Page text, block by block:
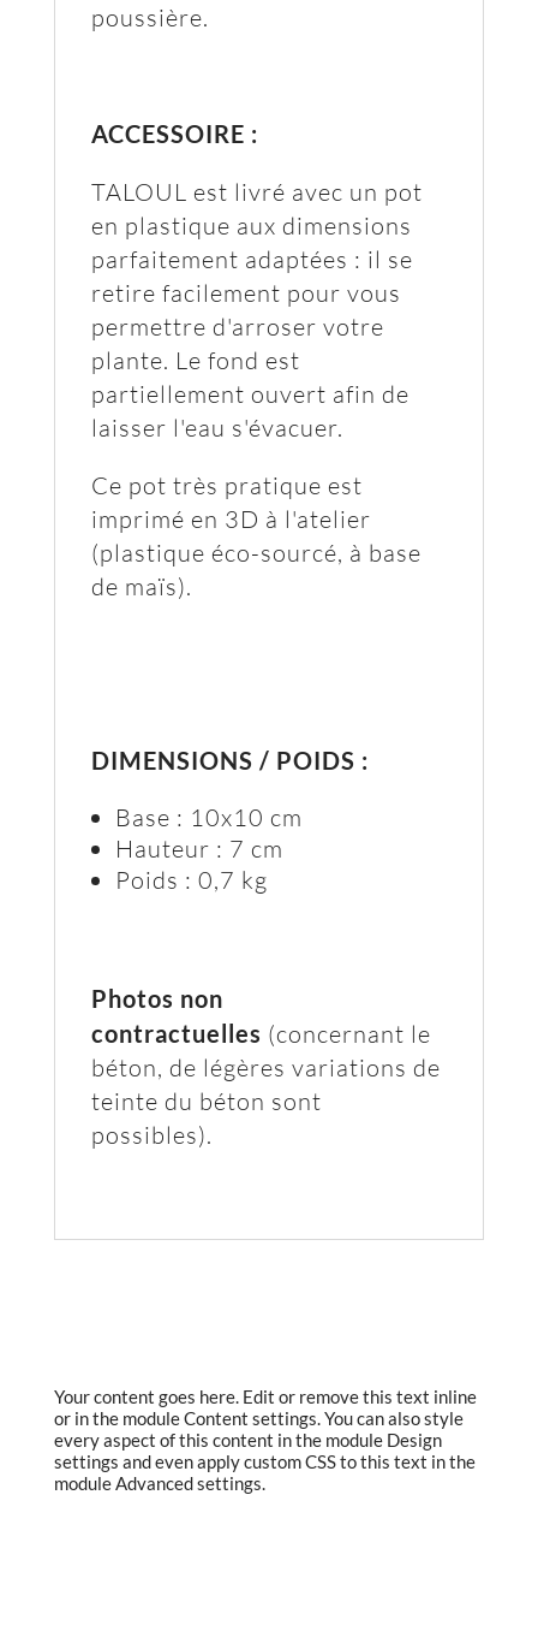
poussière.
ACCESSOIRE :
TALOUL est livré avec un pot
en plastique aux dimensions
parfaitement adaptées : il se
retire facilement pour vous
permettre d'arroser votre
plante. Le fond est
partiellement ouvert afin de
laisser l'eau s'évacuer.
Ce pot très pratique est
imprimé en 3D à l'atelier
(plastique éco-sourcé, à base
de maïs).
DIMENSIONS / POIDS :
Base : 10x10 cm
Hauteur : 7 cm
Poids : 0,7 kg
Photos non
contractuelles (concernant le
béton, de légères variations de
teinte du béton sont
possibles).
Your content goes here. Edit or remove this text inline
or in the module Content settings. You can also style
every aspect of this content in the module Design
settings and even apply custom CSS to this text in the
module Advanced settings.